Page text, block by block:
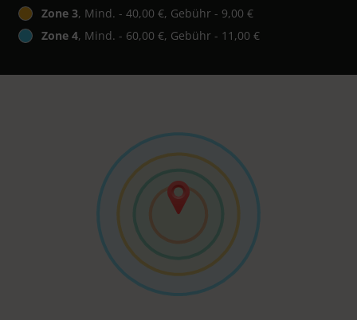
Zone 3, Mind. - 40,00 €, Gebühr - 9,00 €
Zone 4, Mind. - 60,00 €, Gebühr - 11,00 €